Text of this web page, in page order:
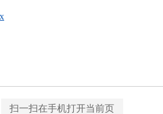
扫一扫在手机打开当前页